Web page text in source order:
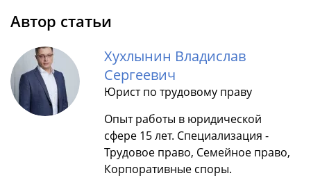
Автор статьи
Хухлынин Владислав
Сергеевич
Юрист по трудовому праву
Опыт работы в юридической
сфере 15 лет. Специализация -
Трудовое право, Семейное право,
Корпоративные споры.